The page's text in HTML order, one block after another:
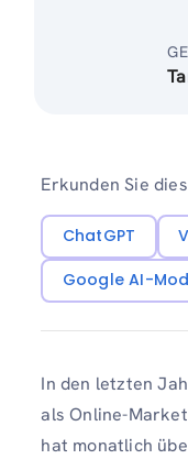
Erkunden Sie
ChatGPT
Google AI-
In den letzten
als Online-
hat monatlich